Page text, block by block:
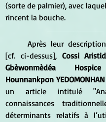
(sorte de palmier), avec
rincent la bouche.
[cf. ci-dessus], Cossi
Gbèwonmèdéa
Hounnankpon YEDOMONHAN
un article intitulé
connaissances
déterminants relatifs à